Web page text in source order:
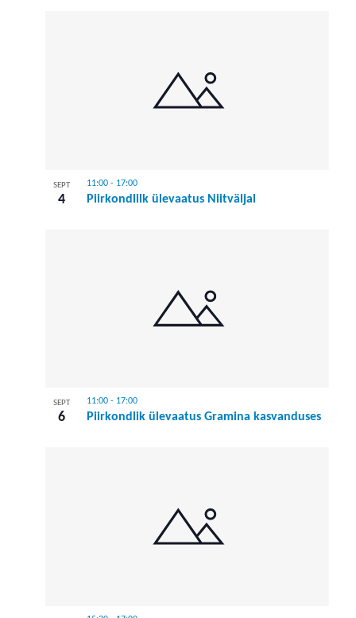
SEPT
4 Piirkondlilk ülevaatus Niitväljal
11:00- 17:00
SEPT
6 Piirkondlik ülevaatus Gramina kasvanduses
11:00- 17:00